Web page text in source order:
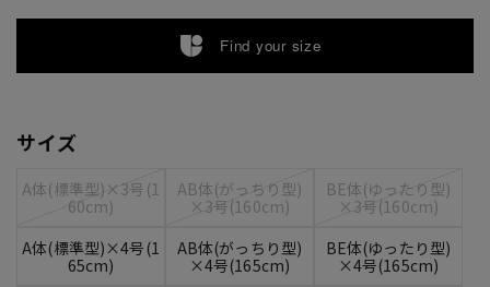
Find your size
サイズ
A体(標準型)×3号(1
60cm)
AB体(がっちり型)
×3号(160cm)
BE体(ゆったり型)
×3号(160cm)
A体(標準型)×4号(1
65cm)
AB体(がっちり型)
×4号(165cm)
BE体(ゆったり型)
×4号(165cm)